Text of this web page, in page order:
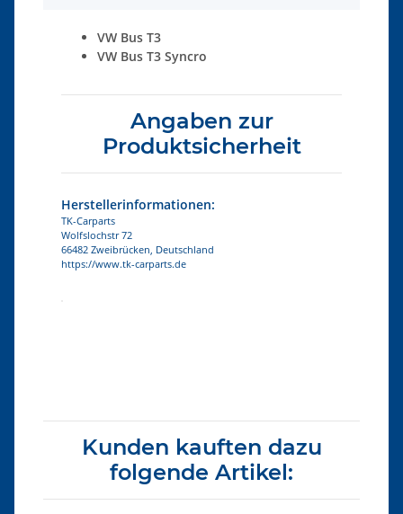
VW Bus T3
VW Bus T3 Syncro
Angaben zur
Produktsicherheit
Herstellerinformationen:
TK-Carparts
Wolfslochstr 72
66482 Zweibrücken, Deutschland
https://www.tk-carparts.de
Kunden kauften dazu
folgende Artikel: